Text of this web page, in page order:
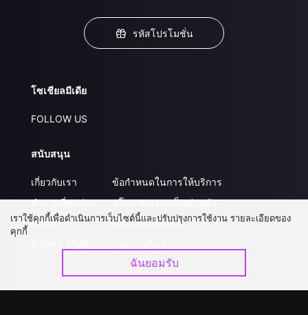
รหัสโปรโมชั่น
โซเชียลมีเดีย
FOLLOW US
สนับสนุน
เกี่ยวกับเรา
คำถามที่พบบ่อย
ติดต่อเรา
ข้อกำหนดในการให้บริการ
นโยบายความเป็นส่วนตัว
ส่งผลงานของคุณ
เราใช้คุกกี้เพื่อดำเนินการเว็บไซต์นี้และปรับปรุงการใช้งาน รายละเอียดของ
คุกกี้
ฉันยอมรับ